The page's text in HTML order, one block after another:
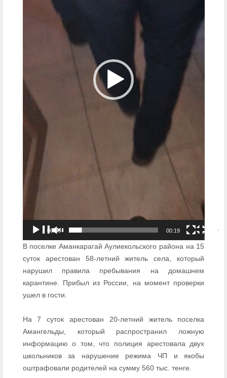
00:00 00:19
В поселке Аманкарагай Аулиекольского района на 15
суток арестован 58-летний житель села, который
нарушил правила пребывания на домашнем
карантине. Прибыл из России, на момент проверки
ушел в гости.
На 7 суток арестован 20-летний житель поселка
Амангельды, который распространил ложную
информацию о том, что полиция арестовала двух
школьников за нарушение режима ЧП и якобы
оштрафовали родителей на сумму 560 тыс. тенге.